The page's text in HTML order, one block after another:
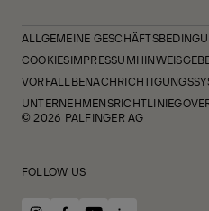
ALLGEMEINE
COOKIESIMPRESSUM
UNTERNEHMENSRICHTLINIE
© 2026 PALFINGER AG
FOLLOW US